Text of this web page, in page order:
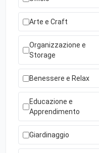
Arte e Craft
Organizzazione e
Storage
Benessere e Relax
Educazione e
Apprendimento
Giardinaggio